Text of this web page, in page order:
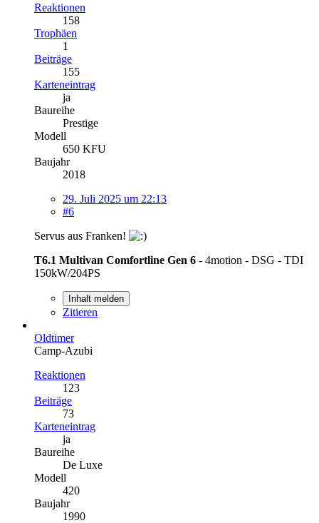
Reaktionen
158
Trophäen
1
Beiträge
155
Karteneintrag
ja
Baureihe
Prestige
Modell
650 KFU
Baujahr
2018
29. Juli 2025 um 22:13
#6
Servus aus Franken!
T6.1 Multivan Comfortline Gen 6 - 4motion - DSG - TDI
150kW/204PS
Inhalt melden
Zitieren
Oldtimer
Camp-Azubi
Reaktionen
123
Beiträge
73
Karteneintrag
ja
Baureihe
De Luxe
Modell
420
Baujahr
1990